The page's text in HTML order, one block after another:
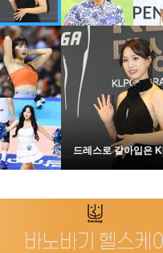
본 뉴스
스포츠 포토